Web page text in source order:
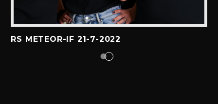
RS METEOR-IF 21-7-2022